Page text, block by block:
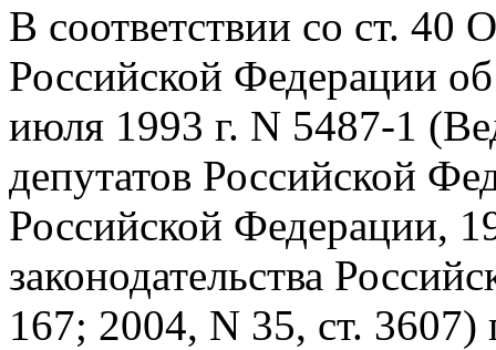
В соответствии со ст. 40
Российской Федерации
июля 1993 г. N 5487-1
депутатов Российской
Российской Федерации,
законодательства
167; 2004, N 35, ст.